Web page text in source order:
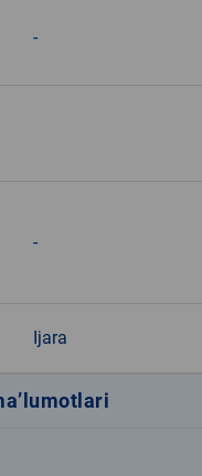
-
-
Ijara